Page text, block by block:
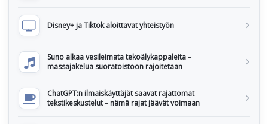
Disney+ ja Tiktok aloittavat yhteistyön
Suno alkaa vesileimata tekoälykappaleita –
massajakelua suoratoistoon rajoitetaan
ChatGPT:n ilmaiskäyttäjät saavat rajattomat
tekstikeskustelut – nämä rajat jäävät voimaan